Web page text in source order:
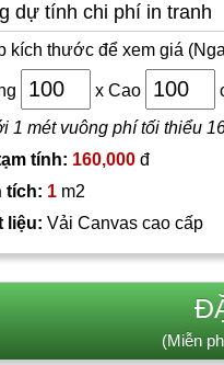
dự tính chi phí in tranh
kích thước để xem giá
x Cao
1 mét vuông phí tối thiểu
tính: 160,000 đ
tích: 1 m2
liệu: Vải Canvas cao cấp
(Miễn